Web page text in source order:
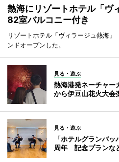
熱海にリゾートホテル「
82室バルコニー付き
リゾートホテル「ヴィラージュ熱海
ンドオープンした。
見る・遊ぶ
熱海港発ネーチャ
から伊豆山花火大会
見る・遊ぶ
「ホテルグランバ
周年 記念プランな